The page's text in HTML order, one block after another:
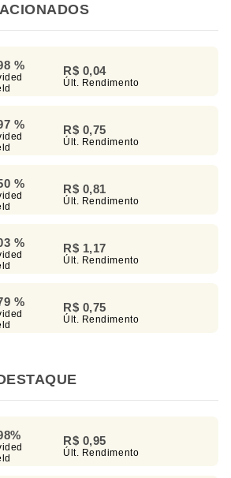
% R$ 0,04
Últ. Rendimento
% R$ 0,75
Últ. Rendimento
% R$ 0,81
Últ. Rendimento
% R$ 1,17
Últ. Rendimento
% R$ 0,75
Últ. Rendimento
R$ 0,95
Últ. Rendimento